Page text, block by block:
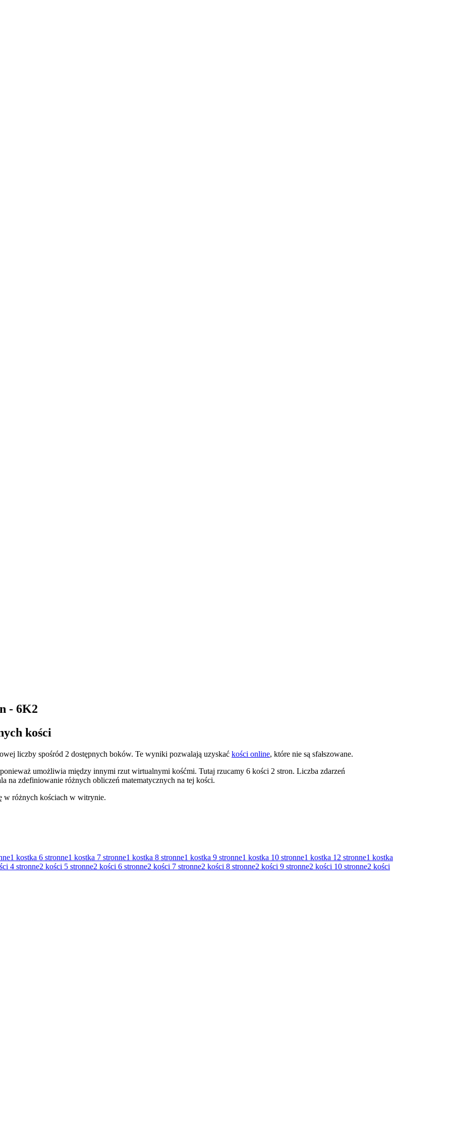
- 6K2
kości
liczby spośród 2 dostępnych boków. Te wyniki pozwalają uzyskać kości online, które nie są sfałszowane.
umożliwia między innymi rzut wirtualnymi kośćmi. Tutaj rzucamy 6 kości 2 stron. Liczba zdarzeń
na zdefiniowanie różnych obliczeń matematycznych na tej kości.
w różnych kościach w witrynie.
1 kostka 6 stronne1 kostka 7 stronne1 kostka 8 stronne1 kostka 9 stronne1 kostka 10 stronne1 kostka 12 stronne1 kostka
4 stronne2 kości 5 stronne2 kości 6 stronne2 kości 7 stronne2 kości 8 stronne2 kości 9 stronne2 kości 10 stronne2 kości